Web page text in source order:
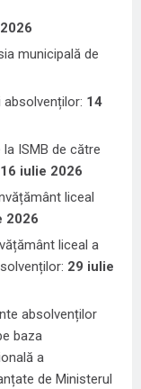
municipală de
14
ISMB de către
iulie 2026
liceal
2026
liceal a
29 iulie
absolvenților
baza
a
de Ministerul